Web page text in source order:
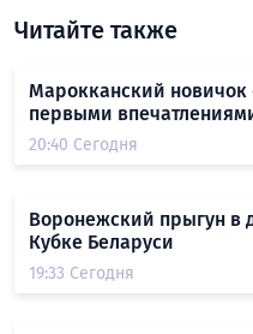
Читайте также
Марокканский
первыми
20:40 Сегодня
Воронежский прыгун в
Кубке Беларуси
19:33 Сегодня